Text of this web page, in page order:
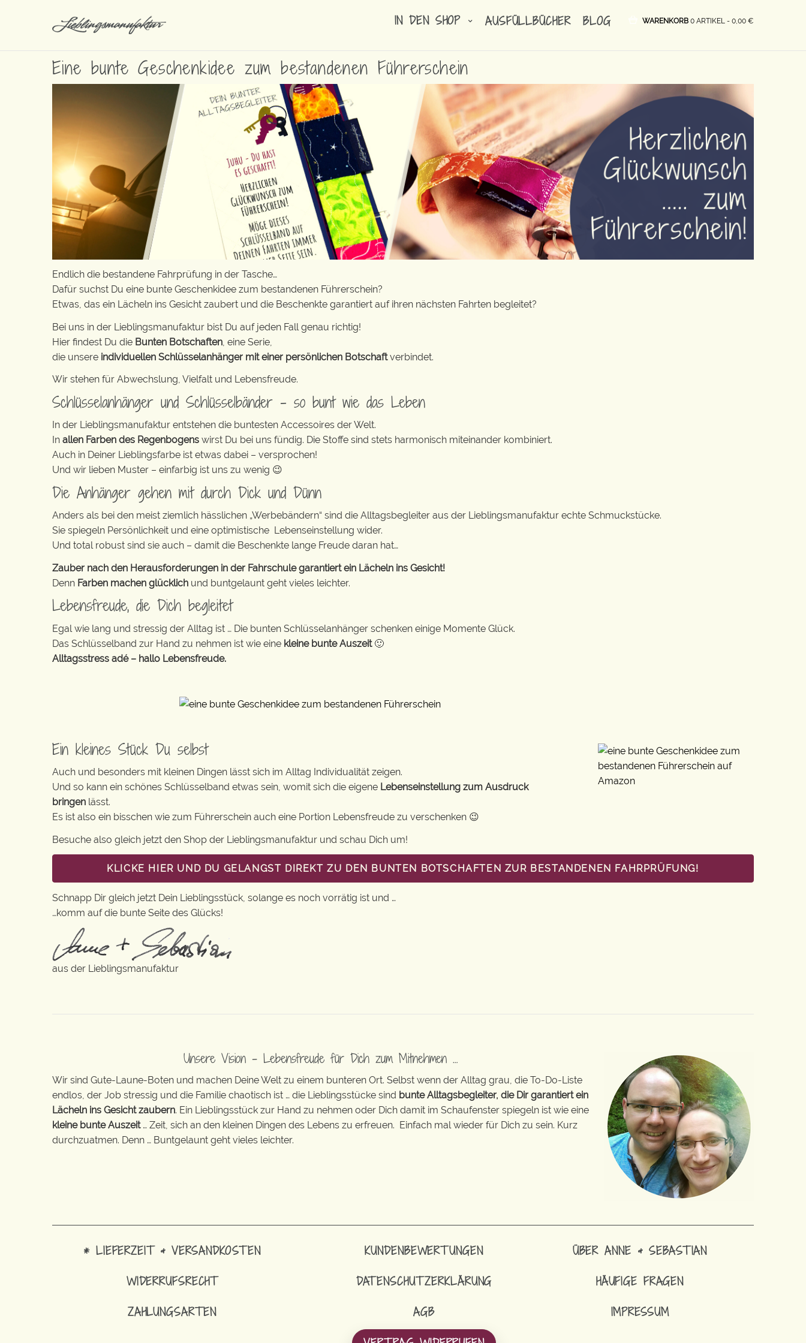
IN DEN SHOP AUSFÜLLBÜCHER BLOG WARENKORB 0 ARTIKEL - 0,00 €
Eine bunte Geschenkidee zum bestandenen Führerschein
Endlich die bestandene Fahrprüfung in der Tasche…
Dafür suchst Du eine bunte Geschenkidee zum bestandenen Führerschein?
Etwas, das ein Lächeln ins Gesicht zaubert und die Beschenkte garantiert auf ihren nächsten Fahrten begleitet?
Bei uns in der Lieblingsmanufaktur bist Du auf jeden Fall genau richtig!
Hier findest Du die Bunten Botschaften , eine Serie,
die unsere individuellen Schlüsselanhänger mit einer persönlichen Botschaftverbindet.
Wir stehen für Abwechslung, Vielfalt und Lebensfreude.
Schlüsselanhänger und Schlüsselbänder – so bunt wie das Leben
In der Lieblingsmanufaktur entstehen die buntesten Accessoires der Welt.
In allen Farben des Regenbogens wirst Du bei uns fündig. Die Stoffe sind stets harmonisch miteinander kombiniert.
Auch in Deiner Lieblingsfarbe ist etwas dabei – versprochen!
Und wir lieben Muster – einfarbig ist uns zu wenig 😉
Die Anhänger gehen mit durch Dick und Dünn
Anders als bei den meist ziemlich hässlichen „Werbebändern“ sind die Alltagsbegleiter aus der Lieblingsmanufaktur echte Schmuckstücke.
Sie spiegeln Persönlichkeit und eine optimistische Lebenseinstellung wider.
Und total robust sind sie auch – damit die Beschenkte lange Freude daran hat…
Zauber nach den Herausforderungen in der Fahrschule garantiert ein Lächeln ins Gesicht!
Denn Farben machen glücklich und buntgelaunt geht vieles leichter.
Lebensfreude, die Dich begleitet
Egal wie lang und stressig der Alltag ist … Die bunten Schlüsselanhänger schenken einige Momente Glück.
Das Schlüsselband zur Hand zu nehmen ist wie eine kleine bunte Auszeit🙂
Alltagsstress adé – hallo Lebensfreude.
Ein kleines Stück Du selbst
Auch und besonders mit kleinen Dingen lässt sich im Alltag Individualität zeigen.
Und so kann ein schönes Schlüsselband etwas sein, womit sich die eigene Lebenseinstellung zum Ausdruck
bringen lässt.
Es ist also ein bisschen wie zum Führerschein auch eine Portion Lebensfreude zu verschenken 😉
Besuche also gleich jetzt den Shop der Lieblingsmanufaktur und schau Dich um!
KLICKE HIER UND DU GELANGST DIREKT ZU DEN BUNTEN BOTSCHAFTEN ZUR BESTANDENEN FAHRPRÜFUNG!
Schnapp Dir gleich jetzt Dein Lieblingsstück, solange es noch vorrätig ist und …
…komm auf die bunte Seite des Glücks!
aus der Lieblingsmanufaktur
Unsere Vision – Lebensfreude für Dich zum Mitnehmen …
Wir sind Gute-Laune-Boten und machen Deine Welt zu einem bunteren Ort. Selbst wenn der Alltag grau, die To-Do-Liste
endlos, der Job stressig und die Familie chaotisch ist … die Lieblingsstücke sind bunte Alltagsbegleiter, die Dir garantiert ein
Lächeln ins Gesicht zaubern. Ein Lieblingsstück zur Hand zu nehmen oder Dich damit im Schaufenster spiegeln ist wie eine
kleine bunte Auszeit… Zeit, sich an den kleinen Dingen des Lebens zu erfreuen. Einfach mal wieder für Dich zu sein. Kurz
durchzuatmen. Denn … Buntgelaunt geht vieles leichter.
* LIEFERZEIT & VERSANDKOSTEN
WIDERRUFSRECHT
ZAHLUNGSARTEN
KUNDENBEWERTUNGEN
DATENSCHUTZERKLÄRUNG
AGB
ÜBER ANNE & SEBASTIAN
HÄUFIGE FRAGEN
IMPRESSUM